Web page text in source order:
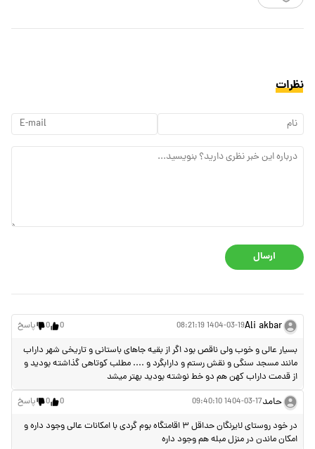
۴ روستای بهشتی در شهر آپالاچی چالوس؛ تجربه یک سفر
خرداد